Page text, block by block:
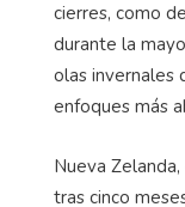
cierres, como
durante la
olas invernales
enfoques más
Nueva
tras cinco